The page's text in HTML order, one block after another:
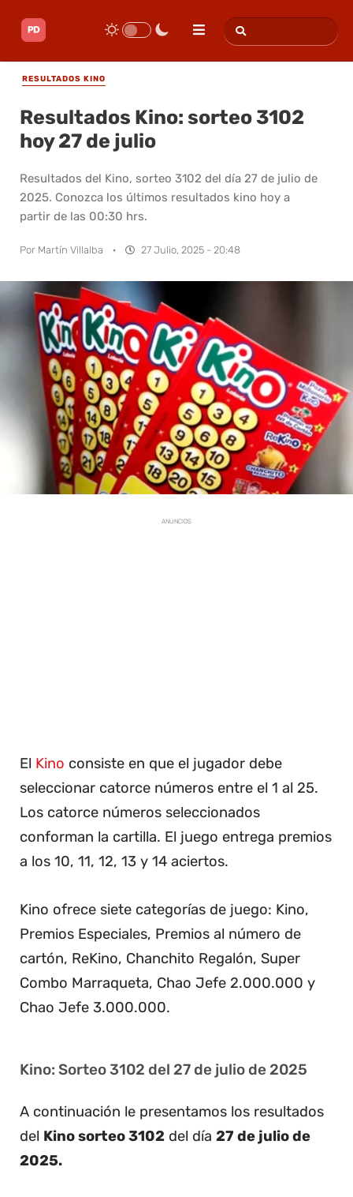
RESULTADOS KINO
Resultados Kino: sorteo 3102
hoy 27 de julio
Resultados del Kino, sorteo 3102 del día 27 de julio de
2025. Conozca los últimos resultados kino hoy a
partir de las 00:30 hrs.
Por Martín Villalba · 27 Julio, 2025 - 20:48
ANUNCIOS
El Kino consiste en que el jugador debe
seleccionar catorce números entre el 1 al 25.
Los catorce números seleccionados
conforman la cartilla. El juego entrega premios
a los 10, 11, 12, 13 y 14 aciertos.
Kino ofrece siete categorías de juego: Kino,
Premios Especiales, Premios al número de
cartón, ReKino, Chanchito Regalón, Super
Combo Marraqueta, Chao Jefe 2.000.000 y
Chao Jefe 3.000.000.
Kino: Sorteo 3102 del 27 de julio de 2025
A continuación le presentamos los resultados
del Kino sorteo 3102 del día 27 de julio de
2025.